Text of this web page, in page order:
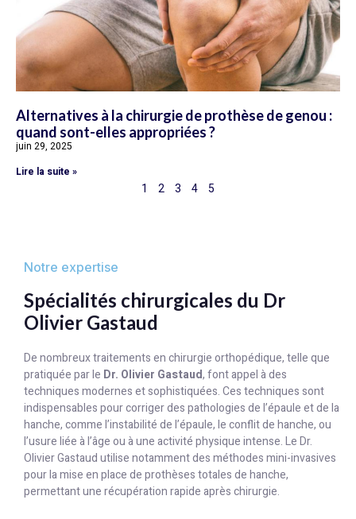
Alternatives à la chirurgie de prothèse de genou :
quand sont-elles appropriées ?
juin 29, 2025
Lire la suite »
1 2 3 4 5
Notre expertise
Spécialités chirurgicales du Dr
Olivier Gastaud
De nombreux traitements en chirurgie orthopédique, telle que
pratiquée par le Dr. Olivier Gastaud, font appel à des
techniques modernes et sophistiquées. Ces techniques sont
indispensables pour corriger des pathologies de l’épaule et de la
hanche, comme l’instabilité de l’épaule, le conflit de hanche, ou
l’usure liée à l’âge ou à une activité physique intense. Le Dr.
Olivier Gastaud utilise notamment des méthodes mini-invasives
pour la mise en place de prothèses totales de hanche,
permettant une récupération rapide après chirurgie.